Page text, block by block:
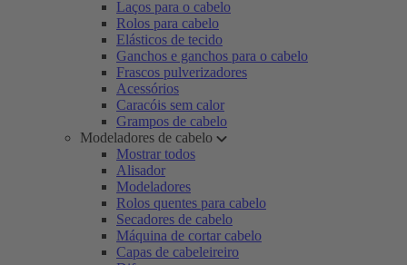
Laços para o cabelo
Rolos para cabelo
Elásticos de tecido
Ganchos e ganchos para o cabelo
Frascos pulverizadores
Acessórios
Caracóis sem calor
Grampos de cabelo
Modeladores de cabelo
Mostrar todos
Alisador
Modeladores
Rolos quentes para cabelo
Secadores de cabelo
Máquina de cortar cabelo
Capas de cabeleireiro